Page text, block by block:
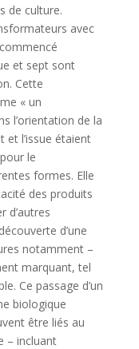
de culture.
avec
et sept sont
Cette
« un
l’orientation de la
l’issue étaient
le
formes. Elle
des produits
d’autres
d’une
notamment –
marquant, tel
Ce passage d’un
biologique
être liés au
– incluant